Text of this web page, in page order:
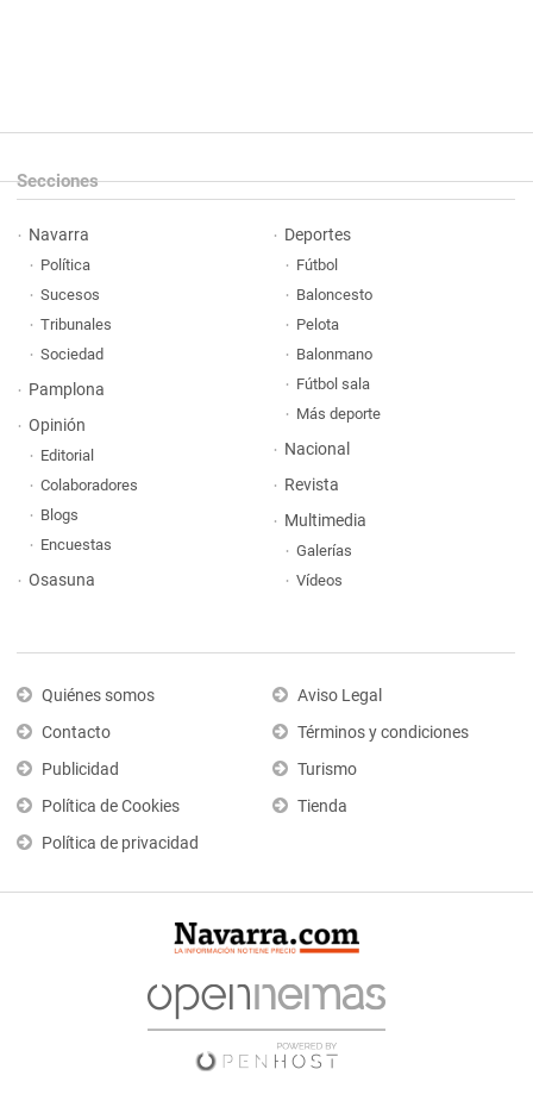
Secciones
Navarra
Política
Sucesos
Tribunales
Sociedad
Pamplona
Opinión
Editorial
Colaboradores
Blogs
Encuestas
Osasuna
Deportes
Fútbol
Baloncesto
Pelota
Balonmano
Fútbol sala
Más deporte
Nacional
Revista
Multimedia
Galerías
Vídeos
Quiénes somos
Contacto
Publicidad
Política de Cookies
Política de privacidad
Aviso Legal
Términos y condiciones
Turismo
Tienda